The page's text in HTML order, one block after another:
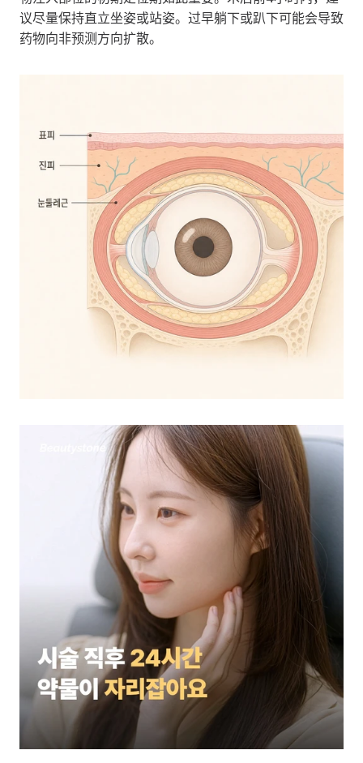
议尽量保持直立坐姿或站姿。过早躺下或趴下可能会导致
药物向非预测方向扩散。